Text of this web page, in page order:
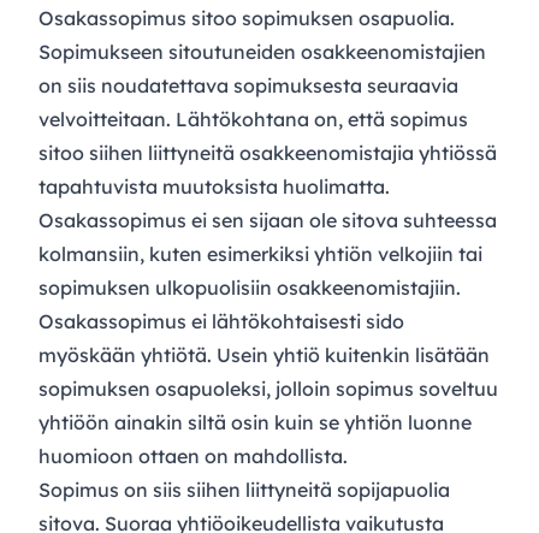
Osakassopimus sitoo sopimuksen osapuolia.
Sopimukseen sitoutuneiden osakkeenomistajien
on siis noudatettava sopimuksesta seuraavia
velvoitteitaan. Lähtökohtana on, että sopimus
sitoo siihen liittyneitä osakkeenomistajia yhtiössä
tapahtuvista muutoksista huolimatta.
Osakassopimus ei sen sijaan ole sitova suhteessa
kolmansiin, kuten esimerkiksi yhtiön velkojiin tai
sopimuksen ulkopuolisiin osakkeenomistajiin.
Osakassopimus ei lähtökohtaisesti sido
myöskään yhtiötä. Usein yhtiö kuitenkin lisätään
sopimuksen osapuoleksi, jolloin sopimus soveltuu
yhtiöön ainakin siltä osin kuin se yhtiön luonne
huomioon ottaen on mahdollista.
Sopimus on siis siihen liittyneitä sopijapuolia
sitova. Suoraa yhtiöoikeudellista vaikutusta